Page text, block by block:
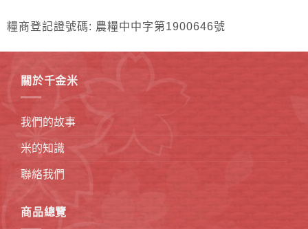
糧商登記證號碼: 農糧中中字第1900646號
關於千金米
我們的故事
米的知識
聯絡我們
商品總覽